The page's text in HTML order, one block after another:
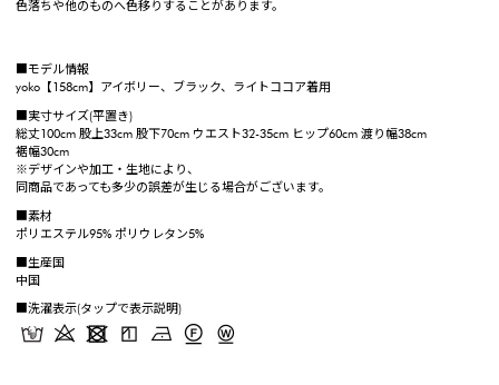
色落ちや他のものへ色移りすることがあります。
■モデル情報
yoko【158cm】アイボリー、ブラック、ライトココア着用
■実寸サイズ(平置き)
総丈100cm 股上33cm 股下70cm ウエスト32-35cm ヒップ60cm 渡り幅38cm
裾幅30cm
※デザインや加工・生地により、
同商品であっても多少の誤差が生じる場合がございます。
■素材
ポリエステル95% ポリウレタン5%
■生産国
中国
■洗濯表示(タップで表示説明)